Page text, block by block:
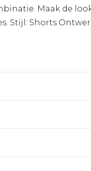
Maak de
Stijl: Shorts